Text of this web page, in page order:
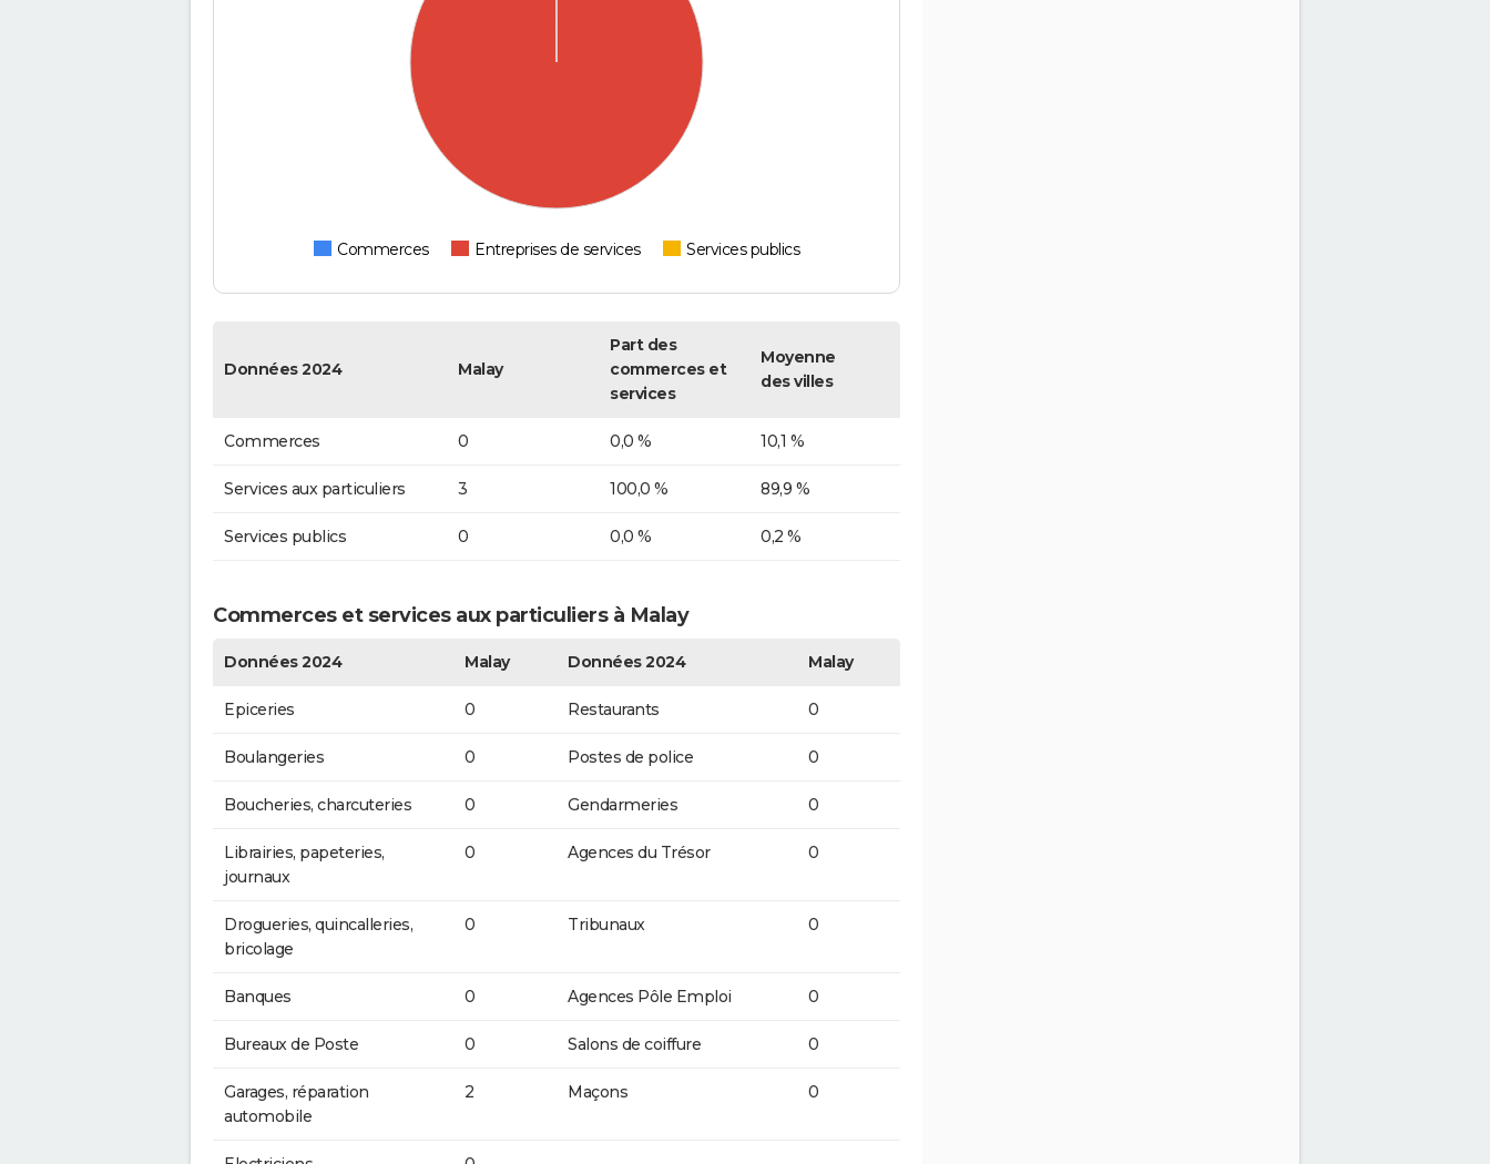
Commerces Entreprises de services Services publics
Données 2024 Malay
Part des
commerces et
services
Moyenne
des villes
Commerces 0 0,0 % 10,1 %
Services aux particuliers 3 100,0 % 89,9 %
Services publics 0 0,0 % 0,2 %
Commerces et services aux particuliers à Malay
Données 2024 Malay Données 2024 Malay
Epiceries 0 Restaurants 0
Boulangeries 0 Postes de police 0
Boucheries, charcuteries 0 Gendarmeries 0
Librairies, papeteries,
journaux
0 Agences du Trésor 0
Drogueries, quincalleries,
bricolage
0 Tribunaux 0
Banques 0 Agences Pôle Emploi 0
Bureaux de Poste 0 Salons de coiffure 0
Garages, réparation
automobile
2 Maçons 0